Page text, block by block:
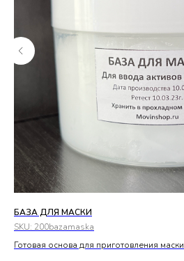
БАЗА ДЛЯ МАСКИ
SKU: 200bazamaska
Готовая основа для приготовления маски